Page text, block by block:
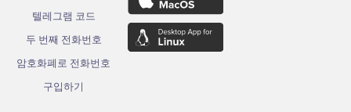
텔레그램 코드
두 번째 전화번호
암호화폐로 전화번호
구입하기